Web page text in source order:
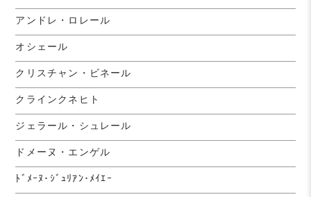
アンドレ・ロレール
オシェール
クリスチャン・ビネール
クラインクネヒト
ジェラール・シュレール
ドメーヌ・エンゲル
ﾄﾞﾒｰﾇ･ｼﾞｭﾘｱﾝ･ﾒｲｴｰ